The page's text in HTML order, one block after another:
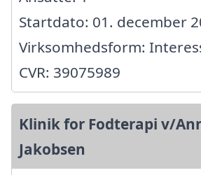
Startdato: 01. december
Virksomhedsform:
CVR: 39075989
Klinik for Fodterapi v/
Jakobsen